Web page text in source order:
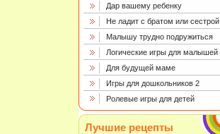
Дар вашему ребенку
Не ладит с братом или сестрой
Малышу трудно подружиться
Логические игры для малышей
Для будущей маме
Игры для дошкольников 2
Ролевые игры для детей
Лучшие рецепты